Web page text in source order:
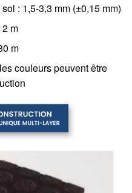
: 1,5-3,3 mm (±0,15 mm)
m
m
couleurs peuvent être